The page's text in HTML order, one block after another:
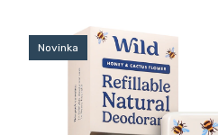
Novinka